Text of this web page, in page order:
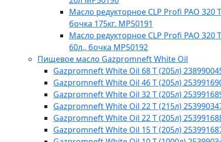
Масло редукторное CLP Profi PAO 320
бочка 175кг. МР50191
Масло редукторное CLP Profi PAO 320
60л., бочка МР50192
Пищевое масло Gazpromneft White Oil
Gazpromneft White Oil 68 T (205л)
Gazpromneft White Oil 46 T (205л)
Gazpromneft White Oil 32 T (205л)
Gazpromneft White Oil 22 T (215л)
Gazpromneft White Oil 22 T (205л)
Gazpromneft White Oil 15 T (205л)